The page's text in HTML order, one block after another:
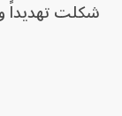
شكلت